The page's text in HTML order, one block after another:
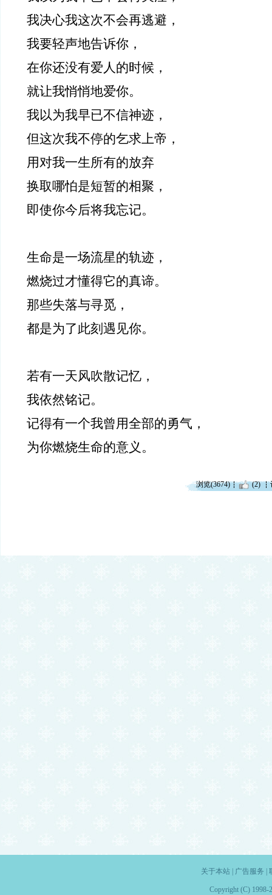
我决心我这次不会再逃避，
我要轻声地告诉你，
在你还没有爱人的时候，
就让我悄悄地爱你。
我以为我早已不信神迹，
但这次我不停的乞求上帝，
用对我一生所有的放弃
换取哪怕是短暂的相聚，
即使你今后将我忘记。
生命是一场流星的轨迹，
燃烧过才懂得它的真谛。
那些失落与寻觅，
都是为了此刻遇见你。
若有一天风吹散记忆，
我依然铭记。
记得有一个我曾用全部的勇气，
为你燃烧生命的意义。
浏览(3674) (2)
关于本站| 广告服务
Copyright (C) 1998-